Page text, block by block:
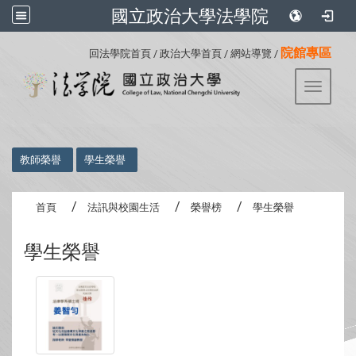
國立政治大學法學院
回法學院首頁 / 政治大學首頁 / 網站導覽 / 院館專區
Toggle
教師榮譽 學生榮譽
首頁 法訊與校園生活 榮譽榜 學生榮譽
學生榮譽